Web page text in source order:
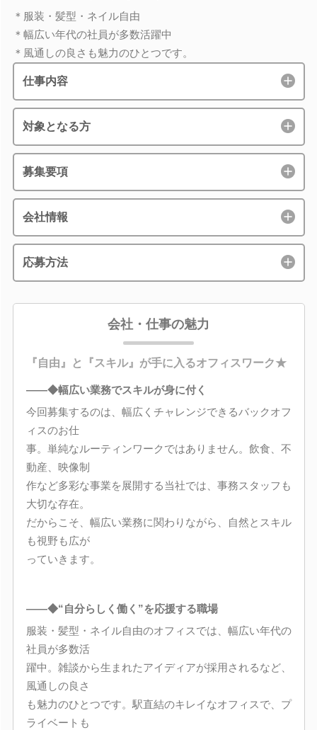
＊服装・髪型・ネイル自由
＊幅広い年代の社員が多数活躍中
＊風通しの良さも魅力のひとつです。
仕事内容
対象となる方
募集要項
会社情報
応募方法
会社・仕事の魅力
『自由』と『スキル』が手に入るオフィスワーク★
――◆幅広い業務でスキルが身に付く
今回募集するのは、幅広くチャレンジできるバックオフ
ィスのお仕
事。単純なルーティンワークではありません。飲食、不
動産、映像制
作など多彩な事業を展開する当社では、事務スタッフも
大切な存在。
だからこそ、幅広い業務に関わりながら、自然とスキル
も視野も広が
っていきます。
――◆“自分らしく働く”を応援する職場
服装・髪型・ネイル自由のオフィスでは、幅広い年代の
社員が多数活
躍中。雑談から生まれたアイディアが採用されるなど、
風通しの良さ
も魅力のひとつです。駅直結のキレイなオフィスで、プ
ライベートも